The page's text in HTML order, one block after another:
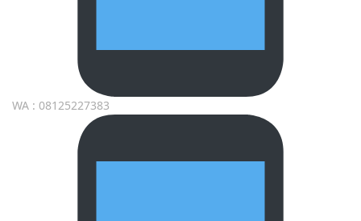
WA : 08125227383